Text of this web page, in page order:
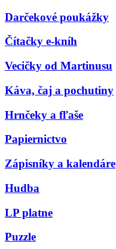
Darčekové poukážky
Čítačky e-kníh
Vecičky od Martinusu
Káva, čaj a pochutiny
Hrnčeky a fľaše
Papiernictvo
Zápisníky a kalendáre
Hudba
LP platne
Puzzle